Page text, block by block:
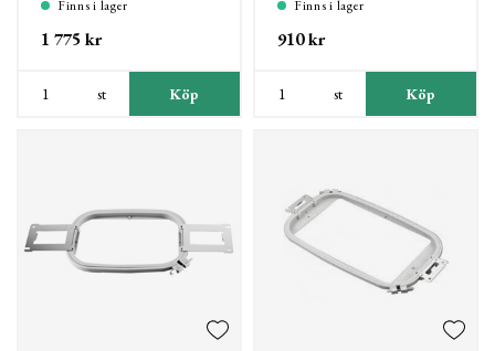
Finns i lager
1 775 kr
st Köp
Finns i lager
910 kr
st Köp